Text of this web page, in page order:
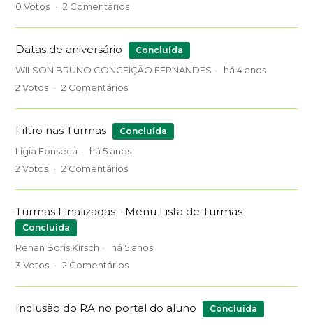
0 Votos 2 Comentários
Datas de aniversário Concluída
WILSON BRUNO CONCEIÇÃO FERNANDES
há 4 anos
2 Votos 2 Comentários
Filtro nas Turmas Concluída
Lígia Fonseca
há 5 anos
2 Votos 2 Comentários
Turmas Finalizadas - Menu Lista de Turmas
Concluída
Renan Boris Kirsch
há 5 anos
3 Votos 2 Comentários
Inclusão do RA no portal do aluno Concluída